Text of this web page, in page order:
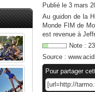
Publié le 3 mars
Au guidon de la
Monde FIM de
est revenue à
Note : 23
Source :
Pour partager